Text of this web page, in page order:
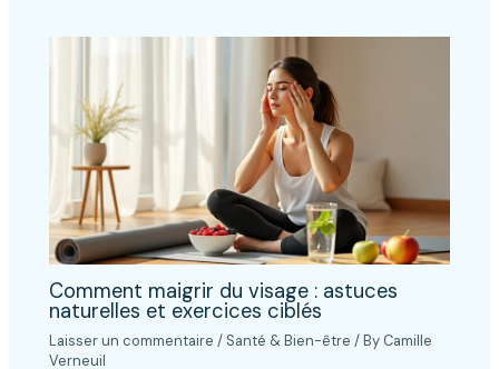
Comment maigrir du visage : astuces
naturelles et exercices ciblés
Laisser un commentaire / Santé & Bien-être / By Camille
Verneuil